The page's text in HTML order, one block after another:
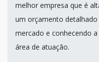
melhor empresa que é
um orçamento
mercado e conhecendo
área de atuação.